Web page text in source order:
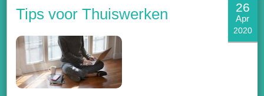
26
Apr
2020
Tips voor Thuiswerken